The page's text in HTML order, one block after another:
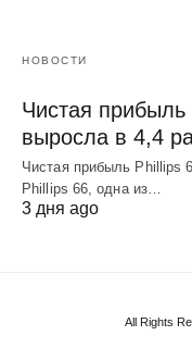
НОВОСТИ
Чистая прибыль
выросла в 4,4
Чистая прибыль Phillips
Phillips 66, одна из…
3 дня ago
All Rights